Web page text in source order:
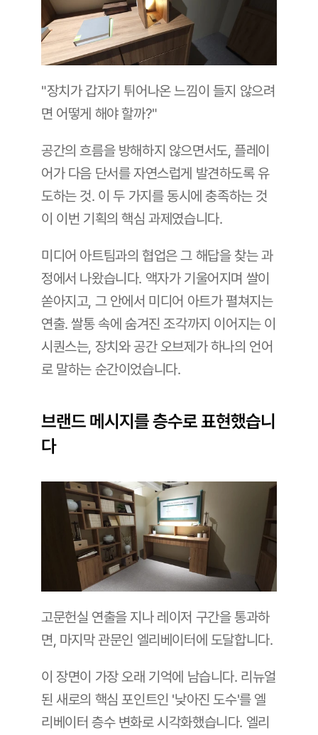
"장치가 갑자기 튀어나온 느낌이 들지 않으려
면 어떻게 해야 할까?"
공간의 흐름을 방해하지 않으면서도, 플레이
어가 다음 단서를 자연스럽게 발견하도록 유
도하는 것. 이 두 가지를 동시에 충족하는 것
이 이번 기획의 핵심 과제였습니다.
미디어 아트팀과의 협업은 그 해답을 찾는 과
정에서 나왔습니다. 액자가 기울어지며 쌀이
쏟아지고, 그 안에서 미디어 아트가 펼쳐지는
연출. 쌀통 속에 숨겨진 조각까지 이어지는 이
시퀀스는, 장치와 공간 오브제가 하나의 언어
로 말하는 순간이었습니다.
브랜드 메시지를 층수로 표현했습니
다
고문헌실 연출을 지나 레이저 구간을 통과하
면, 마지막 관문인 엘리베이터에 도달합니다.
이 장면이 가장 오래 기억에 남습니다. 리뉴얼
된 새로의 핵심 포인트인 '낮아진 도수'를 엘
리베이터 층수 변화로 시각화했습니다. 엘리